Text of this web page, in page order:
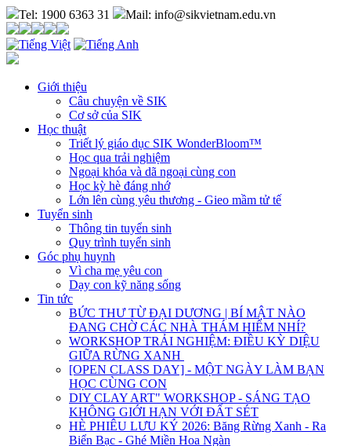
Tel: 1900 6363 31 Mail: info@sikvietnam.edu.vn
Giới thiệu
Câu chuyện về SIK
Cơ sở của SIK
Học thuật
Triết lý giáo dục SIK WonderBloom™
Học qua trải nghiệm
Ngoại khóa và dã ngoại cùng con
Học kỳ hè đáng nhớ
Lớn lên cùng yêu thương - Gieo mầm tử tế
Tuyển sinh
Thông tin tuyển sinh
Quy trình tuyển sinh
Góc phụ huynh
Vì cha mẹ yêu con
Dạy con kỹ năng sống
Tin tức
BỨC THƯ TỪ ĐẠI DƯƠNG | BÍ MẬT NÀO
ĐANG CHỜ CÁC NHÀ THÁM HIỂM NHÍ?
WORKSHOP TRẢI NGHIỆM: ĐIỀU KỲ DIỆU
GIỮA RỪNG XANH
[OPEN CLASS DAY] - MỘT NGÀY LÀM BẠN
HỌC CÙNG CON
DIY CLAY ART" WORKSHOP - SÁNG TẠO
KHÔNG GIỚI HẠN VỚI ĐẤT SÉT
HÈ PHIÊU LƯU KÝ 2026: Băng Rừng Xanh - Ra
Biển Bạc - Ghé Miền Hoa Ngàn